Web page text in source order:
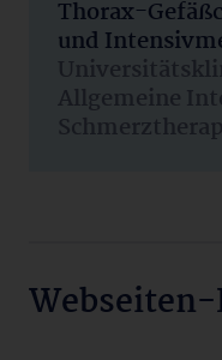
Thorax-
und
Allgemeine